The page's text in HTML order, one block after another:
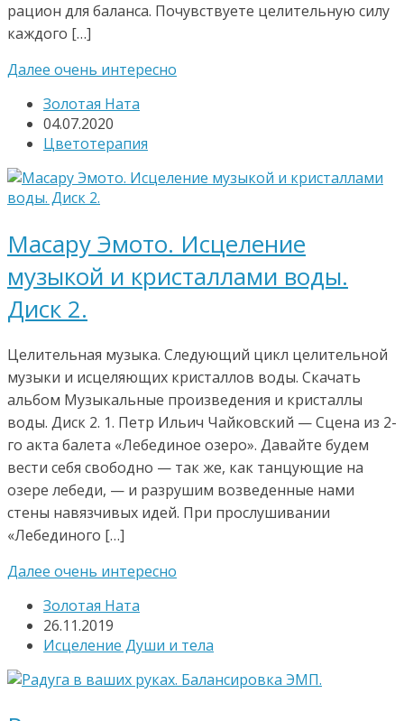
рацион для баланса. Почувствуете целительную силу
каждого […]
Далее очень интересно
Золотая Ната
04.07.2020
Цветотерапия
Масару Эмото. Исцеление
музыкой и кристаллами воды.
Диск 2.
Целительная музыка. Следующий цикл целительной
музыки и исцеляющих кристаллов воды. Скачать
альбом Музыкальные произведения и кристаллы
воды. Диск 2. 1. Петр Ильич Чайковский — Сцена из 2-
го акта балета «Лебединое озеро». Давайте будем
вести себя свободно — так же, как танцующие на
озере лебеди, — и разрушим возведенные нами
стены навязчивых идей. При прослушивании
«Лебединого […]
Далее очень интересно
Золотая Ната
26.11.2019
Исцеление Души и тела